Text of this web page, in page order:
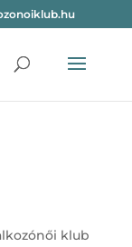
klub